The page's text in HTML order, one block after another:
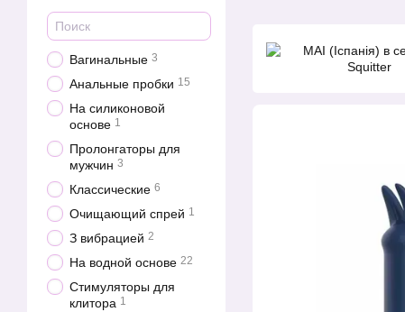
Вагинальные 3
Анальные пробки 15
На силиконовой
основе 1
Пролонгаторы для
мужчин 3
Классические 6
Очищающий спрей 1
З вибрацией 2
На водной основе 22
Стимуляторы для
клитора 1